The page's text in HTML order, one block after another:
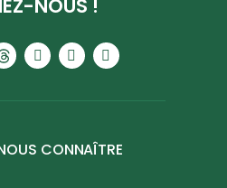
NOUS !
CONNAÎTRE